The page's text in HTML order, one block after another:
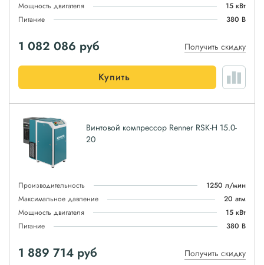
Мощность двигателя
15 кВт
Питание
380 В
1 082 086 руб Получить скидку
Купить
Винтовой компрессор Renner RSK-H 15.0-
20
Производительность
1250 л/мин
Максимальное давление
20 атм
Мощность двигателя
15 кВт
Питание
380 В
1 889 714 руб Получить скидку